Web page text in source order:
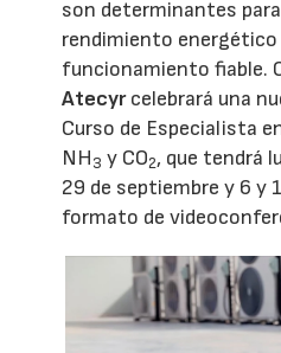
son determinantes
rendimiento
funcionamiento fiable.
Atecyrcelebrará una
Curso de Especialista
NH3 y CO2, que tendrá
29 de septiembre y 6 y
formato de